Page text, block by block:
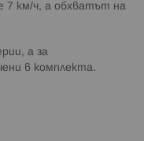
7 км/ч, а обхватът на
а за
в комплекта.